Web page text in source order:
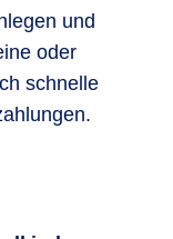
und
oder
schnelle